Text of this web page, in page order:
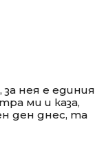
нея е единия
ми и каза,
ден днес, та